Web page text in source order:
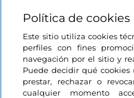
Estamos en contacto
Política de cookies
Este sitio utiliza cookies
perfiles con fines
navegación por el sitio y
Puede decidir qué cookies
prestar, rechazar o
cualquier momento